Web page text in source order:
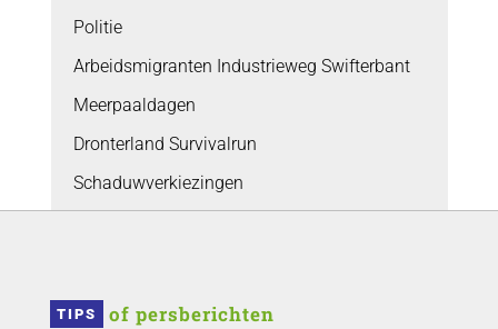
Politie
Arbeidsmigranten Industrieweg Swifterbant
Meerpaaldagen
Dronterland Survivalrun
Schaduwverkiezingen
TIPS of persberichten